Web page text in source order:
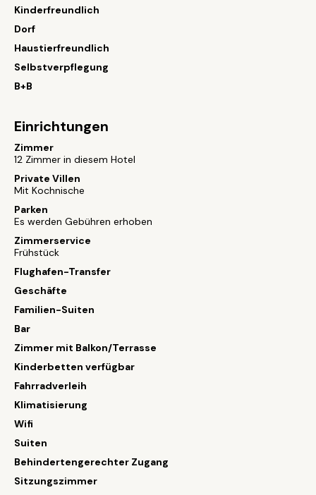
Kinderfreundlich
Dorf
Haustierfreundlich
Selbstverpflegung
B+B
Einrichtungen
Zimmer
12 Zimmer in diesem Hotel
Private Villen
Mit Kochnische
Parken
Es werden Gebühren erhoben
Zimmerservice
Frühstück
Flughafen-Transfer
Geschäfte
Familien-Suiten
Bar
Zimmer mit Balkon/Terrasse
Kinderbetten verfügbar
Fahrradverleih
Klimatisierung
Wifi
Suiten
Behindertengerechter Zugang
Sitzungszimmer